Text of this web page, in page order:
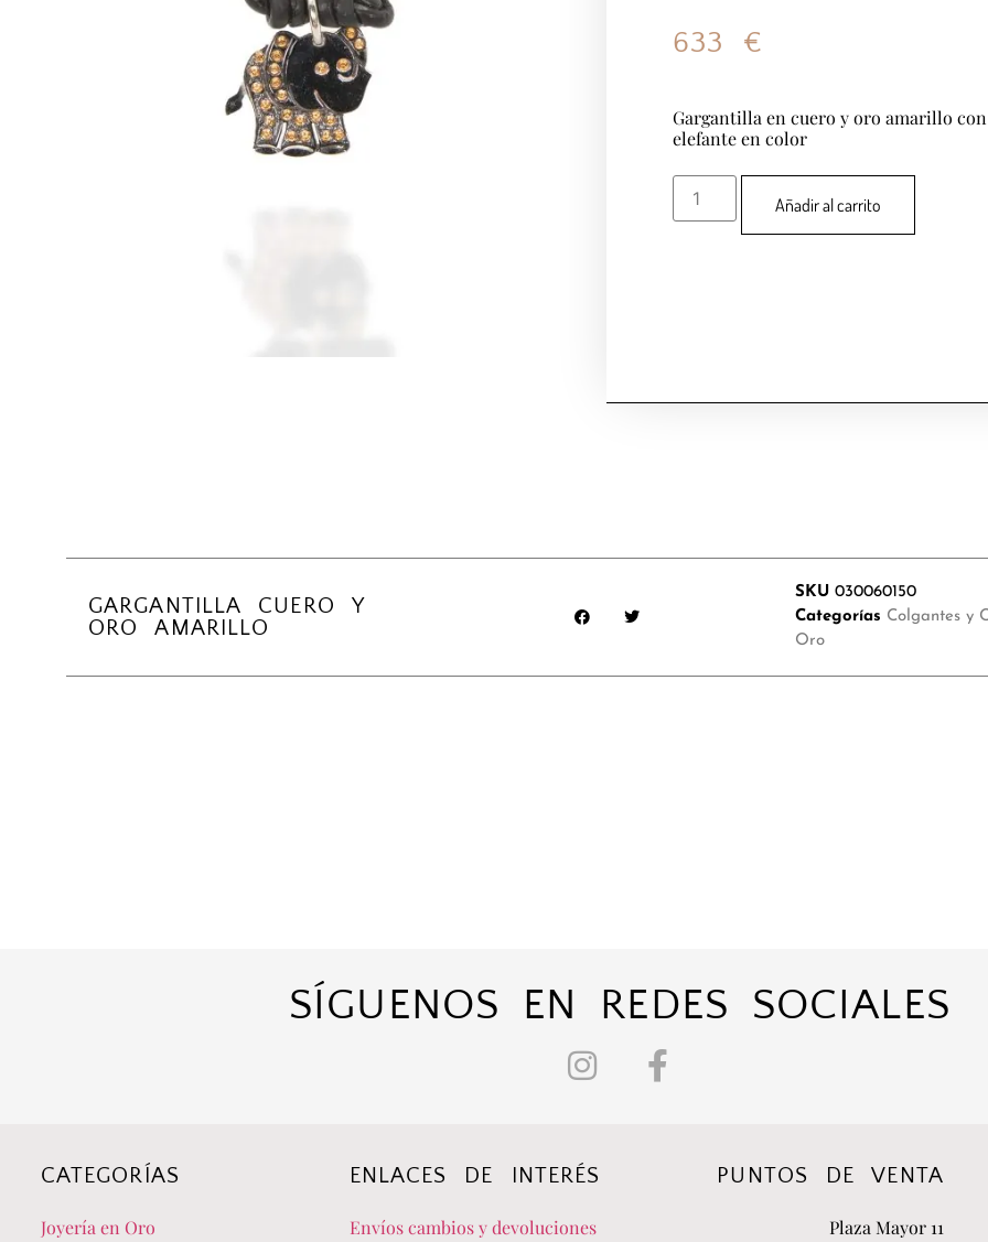
633 €
Gargantilla en cuero y oro amarillo con
elefante en color
Añadir al carrito
GARGANTILLA CUERO Y
ORO AMARILLO
SKU 030060150
Categorías Colgantes y
Oro
SÍGUENOS EN REDES SOCIALES
CATEGORÍAS
Joyería en Oro
ENLACES DE INTERÉS
Envíos cambios y devoluciones
PUNTOS DE VENTA
Plaza Mayor 11